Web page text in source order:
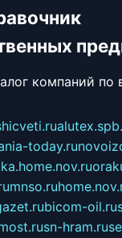
компаний по
today.ru
mnso.ru
bicom-oil.ru
sn-hram.ru